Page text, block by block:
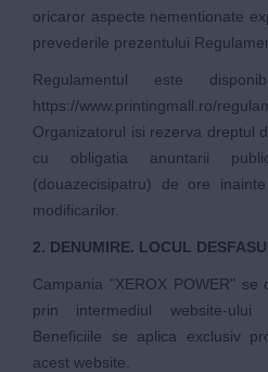
oricaror aspecte nementionate
prevederile prezentului
Regulamentul este
https://www.printingmall.ro/
Organizatorul isi rezerva dreptul
cu obligatia anuntarii
(douazecisipatru) de ore
modificarilor.
2. DENUMIRE. LOCUL
Campania "XEROX POWER" se
prin intermediul website-ului
Beneficiile se aplica exclusiv
acest website.